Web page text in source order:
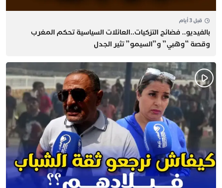
قبل 3 أيام
بالفيديو.. فضائح التزكيات..العائلات السياسية تحكم المغرب
وقصة “وهبي” و”السيمو” تثير الجدل